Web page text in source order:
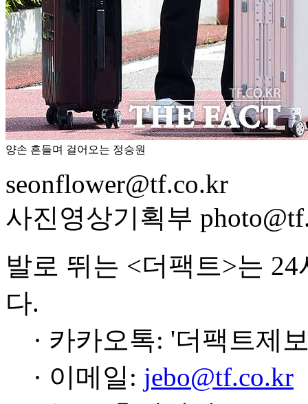
양손 흔들며 걸어오는 정승원
seonflower@tf.co.kr
사진영상기획부
발로 뛰는 <더팩트>는
다.
· 카카오톡: '더팩트제
· 이메일: jebo@tf.co.kr